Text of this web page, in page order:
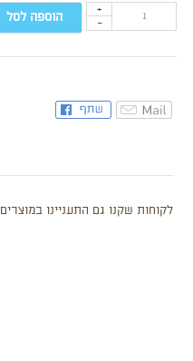
-
+ הוספה לסל
לקוחות שקנו גם התעניינו